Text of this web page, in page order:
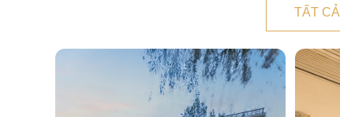
TẤT CẢ